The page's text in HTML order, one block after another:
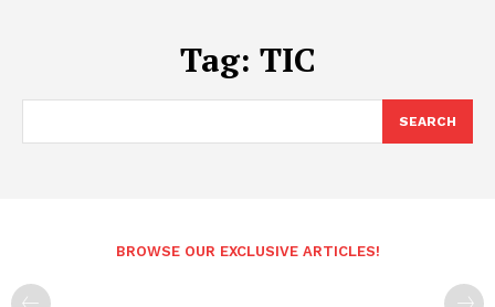
Tag: TIC
SEARCH
BROWSE OUR EXCLUSIVE ARTICLES!